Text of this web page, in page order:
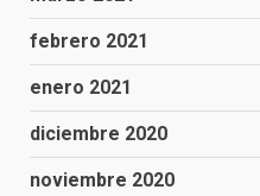
febrero 2021
enero 2021
diciembre 2020
noviembre 2020